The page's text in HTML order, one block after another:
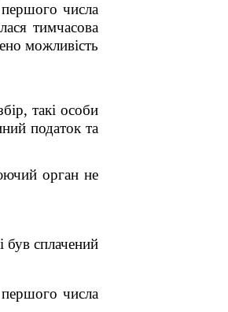
першого числа
тимчасова
можливість
такі особи
податок та
орган не
був сплачений
числа